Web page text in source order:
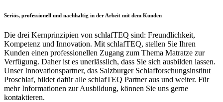
Seriös, professionell und nachhaltig in der Arbeit mit dem Kunden
Die drei Kernprinzipien von schlafTEQ sind: Freundlichkeit,
Kompetenz und Innovation. Mit schlafTEQ, stellen Sie Ihren
Kunden einen professionellen Zugang zum Thema Matratze zur
Verfügung. Daher ist es unerlässlich, dass Sie sich ausbilden lassen.
Unser Innovationspartner, das Salzburger Schlafforschungsinstitut
Proschlaf, bildet dafür alle schlafTEQ Partner aus und weiter. Für
mehr Informationen zur Ausbildung, können Sie uns gerne
kontaktieren.